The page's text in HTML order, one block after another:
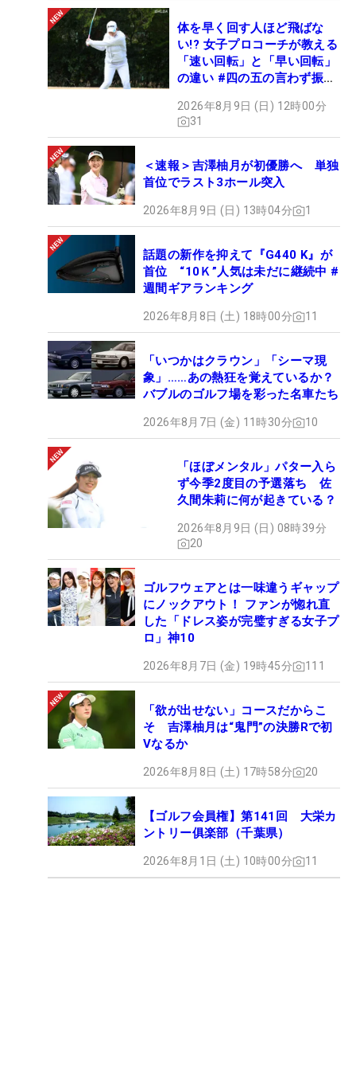
体を早く回す人ほど飛ばな
い!? 女子プロコーチが教える
「速い回転」と「早い回転」
の違い #四の五の言わず振り
2026年8月9日 (日) 12時00分
31
＜速報＞吉澤柚月が初優勝へ 単独
首位でラスト3ホール突入
2026年8月9日 (日) 13時04分 1
話題の新作を抑えて『G440 K』が
首位 “10Ｋ”人気は未だに継続中 #
週間ギアランキング
2026年8月8日 (土) 18時00分 11
「いつかはクラウン」「シーマ現
象」……あの熱狂を覚えているか？
バブルのゴルフ場を彩った名車たち
2026年8月7日 (金) 11時30分 10
「ほぼメンタル」パター入ら
ず今季2度目の予選落ち 佐
久間朱莉に何が起きている？
2026年8月9日 (日) 08時39分
20
ゴルフウェアとは一味違うギャップ
にノックアウト！ ファンが惚れ直
した「ドレス姿が完璧すぎる女子プ
ロ」神10
2026年8月7日 (金) 19時45分 111
「欲が出せない」コースだからこ
そ 吉澤柚月は“鬼門”の決勝Rで初
Vなるか
2026年8月8日 (土) 17時58分 20
【ゴルフ会員権】第141回 大栄カ
ントリー俱楽部（千葉県）
2026年8月1日 (土) 10時00分 11